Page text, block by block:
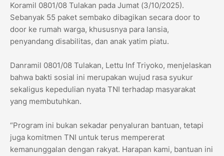
Koramil 0801/08 Tulakan pada Jumat (3/10/2025).
Sebanyak 55 paket sembako dibagikan secara door to
door ke rumah warga, khususnya para lansia,
penyandang disabilitas, dan anak yatim piatu.
Danramil 0801/08 Tulakan, Lettu Inf Triyoko, menjelaskan
bahwa bakti sosial ini merupakan wujud rasa syukur
sekaligus kepedulian nyata TNI terhadap masyarakat
yang membutuhkan.
“Program ini bukan sekadar penyaluran bantuan, tetapi
juga komitmen TNI untuk terus mempererat
kemanunggalan dengan rakyat. Harapan kami, bantuan ini